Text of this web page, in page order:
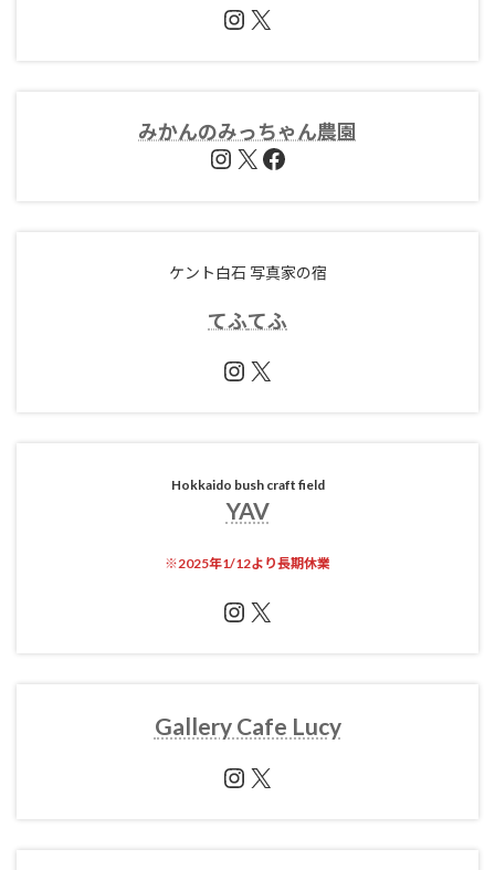
Instagram
X
みかんのみっちゃん農園
Instagram
X Facebook
ケント白石 写真家の宿
てふてふ
Instagram
X
Hokkaido bush craft field
YAV
※2025年1/12より長期休業
Instagram
X
Gallery Cafe Lucy
Instagram
X